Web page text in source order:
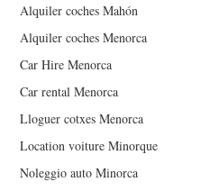
Alquiler coches Mahón
Alquiler coches Menorca
Car Hire Menorca
Car rental Menorca
Lloguer cotxes Menorca
Location voiture Minorque
Noleggio auto Minorca